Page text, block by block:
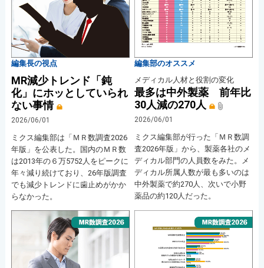
編集長の視点
MR減少トレンド「鈍
化」にホッとしていられ
ない事情
2026/06/01
ミクス編集部は「ＭＲ数調査2026
年版」を公表した。国内のＭＲ数
は2013年の６万5752人をピークに
年々減り続けており、26年版調査
でも減少トレンドに歯止めがかか
らなかった。
編集部のオススメ
メディカル人材と役割の変化
最多は中外製薬 前年比
30人減の270人
2026/06/01
ミクス編集部が行った「ＭＲ数調
査2026年版」から、製薬各社のメ
ディカル部門の人員数をみた。メ
ディカル所属人数が最も多いのは
中外製薬で約270人、次いで小野
薬品の約120人だった。